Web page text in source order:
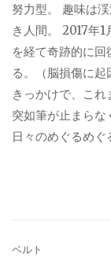
努力型。 趣味は
き人間。 2017年
を経て奇跡的に
る。（脳損傷に
きっかけで、これ
突如筆が止まらな
日々のめぐるめぐ
ベルト